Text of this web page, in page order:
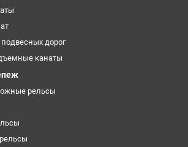
дорог
канаты
рельсы